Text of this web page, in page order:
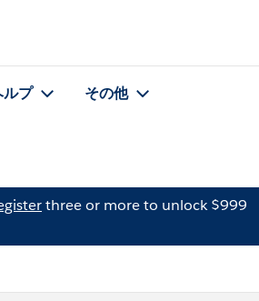
ルプ その他
three or more to unlock $999